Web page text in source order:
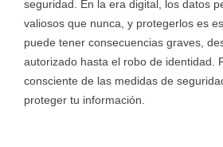
seguridad. En la era digital, los datos
valiosos que nunca, y protegerlos es
puede tener consecuencias graves,
autorizado hasta el robo de identidad.
consciente de las medidas de
proteger tu información.